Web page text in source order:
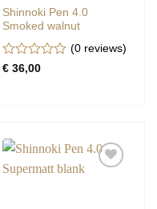
Shinnoki Pen 4.0
Smoked walnut
Gewaardeerd
(0reviews)
€36,00